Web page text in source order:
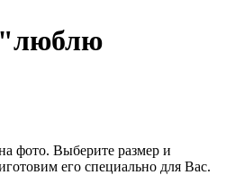
"люблю
фото. Выберите размер и
его специально для Вас.